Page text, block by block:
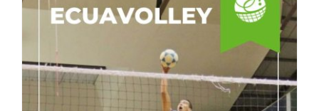
Elevando el Espíritu